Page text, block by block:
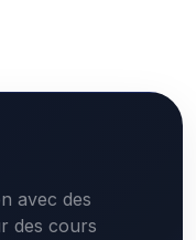
avec des
des cours